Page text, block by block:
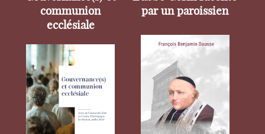
communion
ecclésiale
par un paroissien